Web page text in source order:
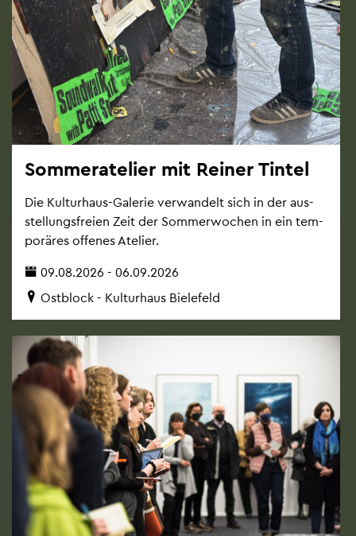
Som­mer­ate­lier mit Rei­ner Tin­tel
Die Kul­tur­haus-Ga­le­rie ver­wan­delt sich in der aus­
stel­lungs­frei­en Zeit der Som­mer­wo­chen in ein tem­
po­rä­res of­fe­nes Ate­lier.
09.08.2026 - 06.09.2026
Ost­block - Kul­tur­haus Bie­le­feld